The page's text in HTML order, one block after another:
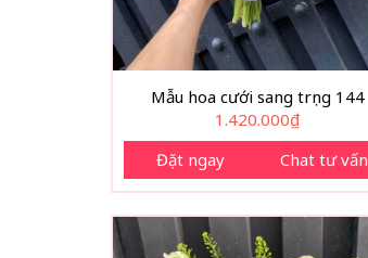
Mẫu hoa cưới sang trọng 144
1.420.000₫
Đặt ngay
Chat tư vấn